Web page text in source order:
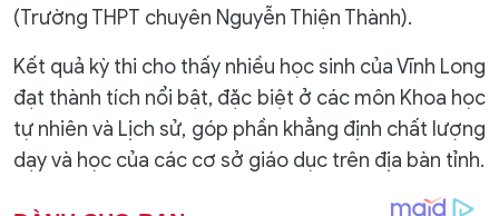
(Trường THPT chuyên Nguyễn Thiện Thành).
Kết quả kỳ thi cho thấy nhiều học sinh của Vĩnh Long
đạt thành tích nổi bật, đặc biệt ở các môn Khoa học
tự nhiên và Lịch sử, góp phần khẳng định chất lượng
dạy và học của các cơ sở giáo dục trên địa bàn tỉnh.